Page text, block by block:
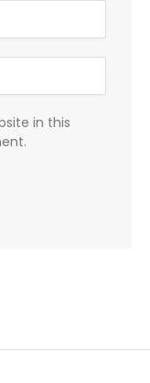
in this